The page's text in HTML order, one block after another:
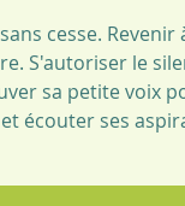
cesse.
S'autoriser le
sa petite voix
écouter ses